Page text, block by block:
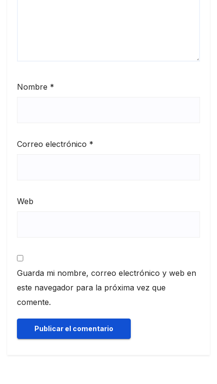
Nombre *
Correo electrónico *
Web
Guarda mi nombre, correo electrónico y web en
este navegador para la próxima vez que
comente.